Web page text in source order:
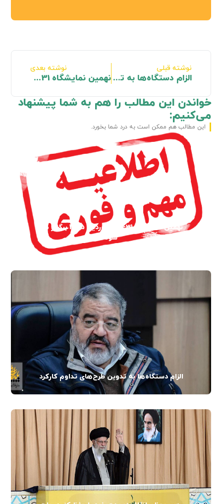
نوشته قبلی
الزام دستگاه‌ها به تدوین طرح‌های تداوم کارکرد
نوشته بعدی
نهمین نمایشگاه 31-28 فروردین 1405 برگزار می شود
خواندن این مطالب را هم به شما پیشنهاد
می‌کنیم:
این مطالب هم ممکن است به درد شما بخورد.
نهمین نمایشگاه 31-28 فروردین 1405 برگزار می
شود
الزام دستگاه‌ها به تدوین طرح‌های تداوم کارکرد